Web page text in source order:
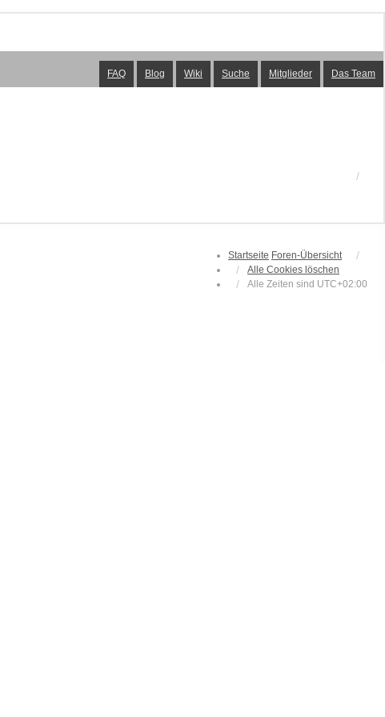
FAQ Blog Wiki Suche Mitglieder Das Team
Startseite Foren-Übersicht
Alle Cookies löschen
Alle Zeiten sind UTC+02:00